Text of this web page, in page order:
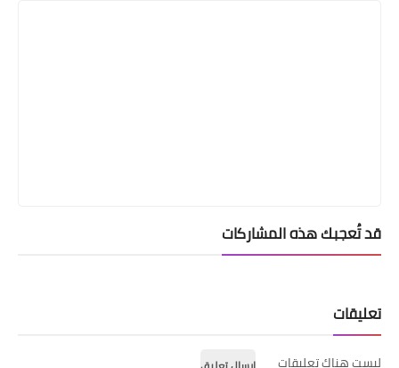
قد تُعجبك هذه المشاركات
تعليقات
ليست هناك تعليقات